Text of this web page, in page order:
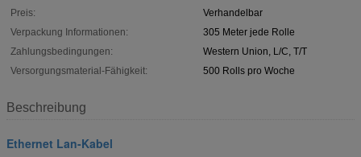
Preis:
Verhandelbar
Verpackung Informationen:
305 Meter jede Rolle
Zahlungsbedingungen:
Western Union, L/C, T/T
Versorgungsmaterial-Fähigkeit:
500 Rolls pro Woche
Beschreibung
Ethernet Lan-Kabel